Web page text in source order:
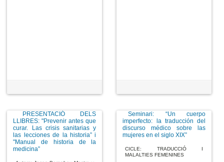
PRESENTACIÓ DELS
LLIBRES: "Prevenir antes que
curar. Las crisis sanitarias y
las lecciones de la historia” i
"Manual de historia de la
medicina”
Seminari: “Un cuerpo
imperfecto: la traducción del
discurso médico sobre las
mujeres en el siglo XIX”
CICLE: TRADUCCIÓ I
MALALTIES FEMENINES